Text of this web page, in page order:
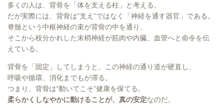
多くの人は、背骨を「体を支える柱」と考える。
だが実際には、背骨は“支え”ではなく「神経を通す器官」である。
脊髄という中枢神経の束が背骨の中を通り、
そこから枝分かれした末梢神経が筋肉や内臓、血管へと命令を伝
えている。
背骨を「固定」してしまうと、この神経の通り道が硬直し、
呼吸や循環、消化までもが滞る。
つまり、背骨は“動いてこそ”健康を保てる。
柔らかくしなやかに動けることが、真の安定なのだ。